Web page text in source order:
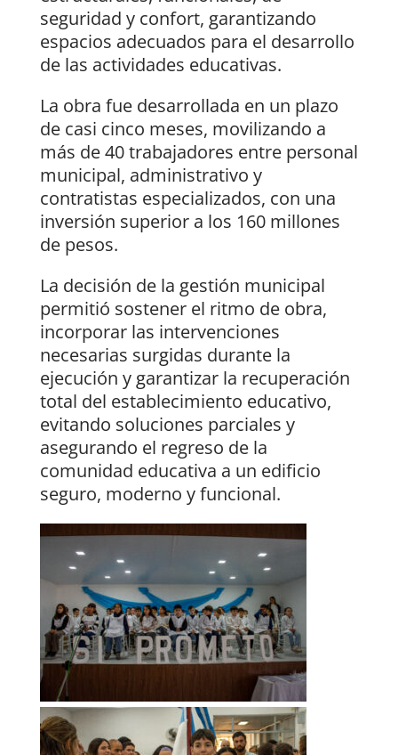
seguridad y confort, garantizando
espacios adecuados para el desarrollo
de las actividades educativas.
La obra fue desarrollada en un plazo
de casi cinco meses, movilizando a
más de 40 trabajadores entre personal
municipal, administrativo y
contratistas especializados, con una
inversión superior a los 160 millones
de pesos.
La decisión de la gestión municipal
permitió sostener el ritmo de obra,
incorporar las intervenciones
necesarias surgidas durante la
ejecución y garantizar la recuperación
total del establecimiento educativo,
evitando soluciones parciales y
asegurando el regreso de la
comunidad educativa a un edificio
seguro, moderno y funcional.